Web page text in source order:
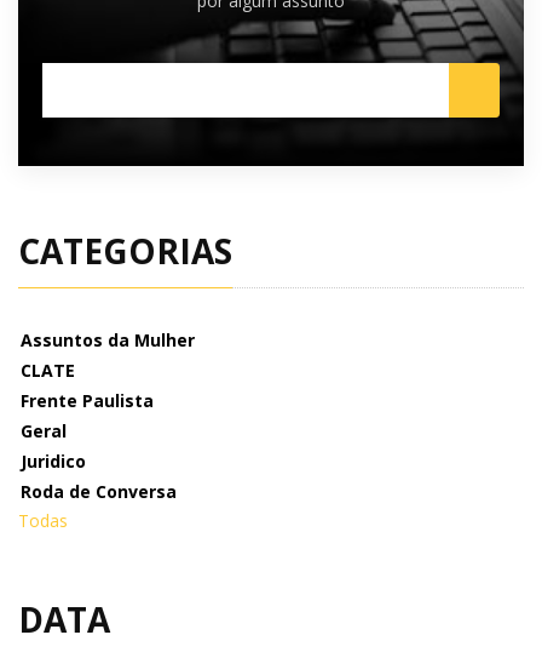
CATEGORIAS
Assuntos da Mulher
CLATE
Frente Paulista
Geral
Juridico
Roda de Conversa
Todas
DATA